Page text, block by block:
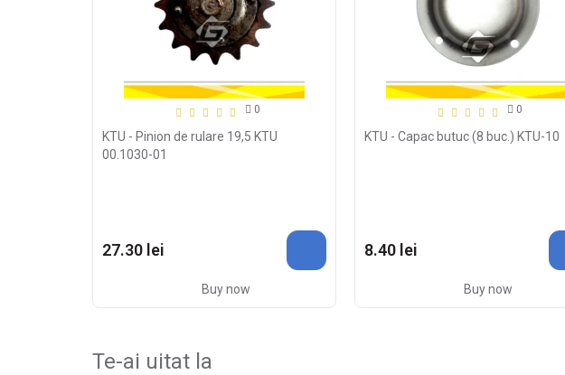
0
KTU - Pinion de rulare 19,5 KTU
00.1030-01
27.30 lei
Buy now
0
KTU - Capac butuc (8 buc.) KTU-10
8.40 lei
Buy now
Te-ai uitat la